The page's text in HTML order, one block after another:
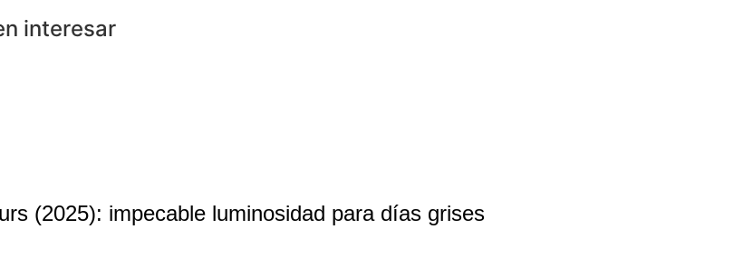
interesar
(2025): impecable luminosidad para días grises